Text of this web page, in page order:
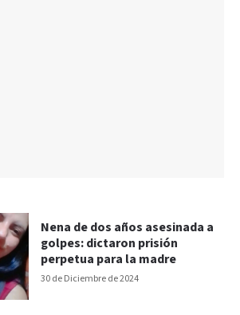
30 de Diciembre de 2024
Nena de dos años asesinada a
golpes: dictaron prisión
perpetua para la madre